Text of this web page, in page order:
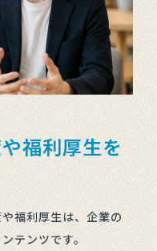
福利厚生を
福利厚生は、企業の
テンツです。